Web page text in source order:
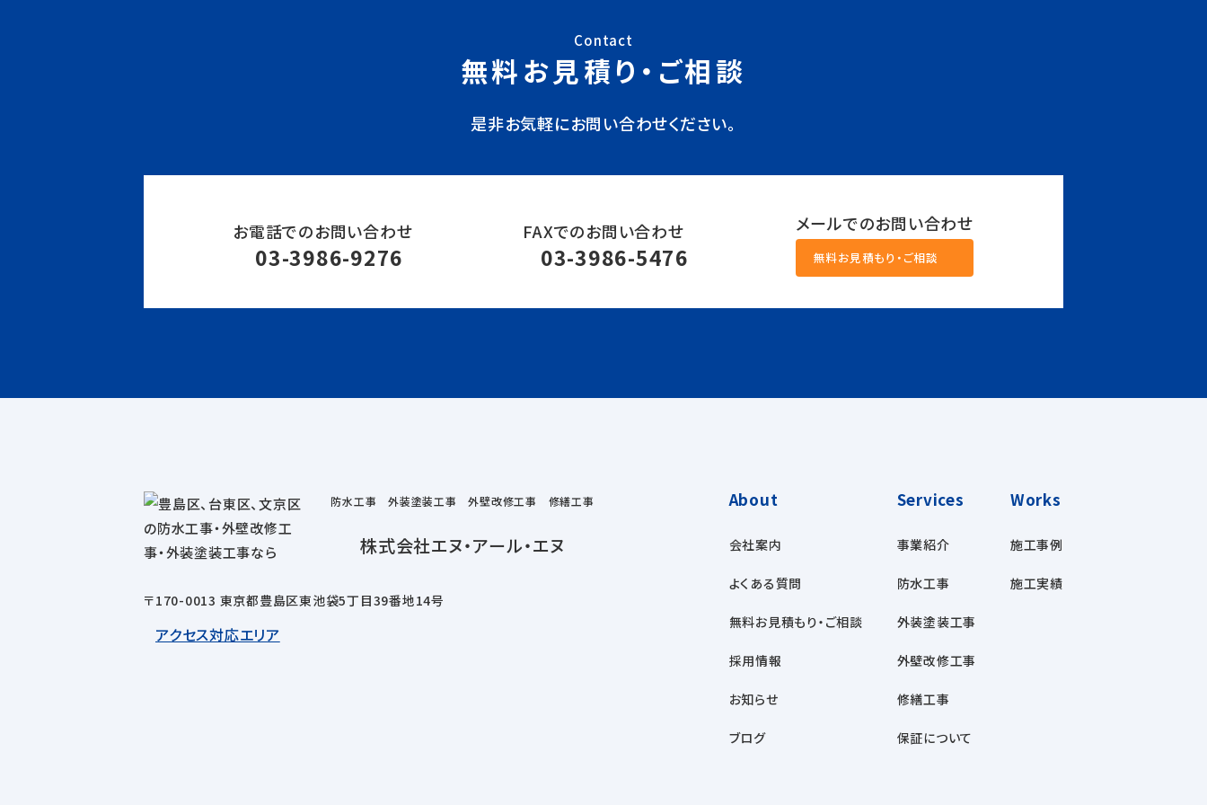
Contact
無料お見積り・ご相談
是非お気軽にお問い合わせください。
お電話でのお問い合わせ
03-3986-9276
FAXでのお問い合わせ
03-3986-5476
メールでのお問い合わせ
無料お見積もり・ご相談
防水工事 外装塗装工事 外壁改修工事 修繕工事
株式会社エヌ・アール・エヌ
〒170-0013 東京都豊島区東池袋5丁目39番地14号
アクセス対応エリア
About
会社案内
よくある質問
無料お見積もり・ご相談
採用情報
お知らせ
ブログ
Services
事業紹介
防水工事
外装塗装工事
外壁改修工事
修繕工事
保証について
Works
施工事例
施工実績